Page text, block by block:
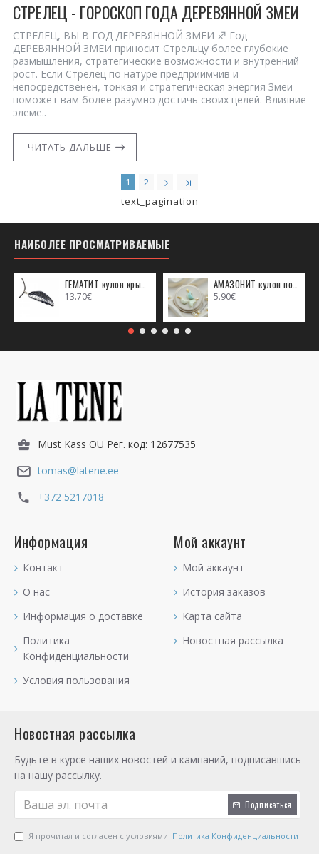
СТРЕЛЕЦ - ГОРОСКОП ГОДА ДЕРЕВЯННОЙ ЗМЕИ
СТРЕЛЕЦ, ВЫ В ГОД ДЕРЕВЯННОЙ ЗМЕИ ♐ Год
ДЕРЕВЯННОЙ ЗМЕИ приносит Стрельцу более глубокие
размышления, стратегические возможности и внутренний
рост. Если Стрелец по натуре предприимчив и
непосредственен, тонкая и стратегическая энергия Змеи
поможет вам более разумно достичь своих целей. Влияние
элеме..
ЧИТАТЬ ДАЛЬШЕ
1
2
text_pagination
НАИБОЛЕЕ ПРОСМАТРИВАЕМЫЕ
13.70€ 5.90€
Must Kass OÜ Рег. код: 12677535
tomas@latene.ee
+372 5217018
Информация
Контакт
О нас
Информация о доставке
Политика
Конфиденциальности
Условия пользования
Мой аккаунт
Мой аккаунт
История заказов
Карта сайта
Новостная рассылка
Новостная рассылка
Будьте в курсе наших новостей и кампаний, подписавшись
на нашу рассылку.
Подписаться
Я прочитал и согласен с условиями Политика Конфиденциальности